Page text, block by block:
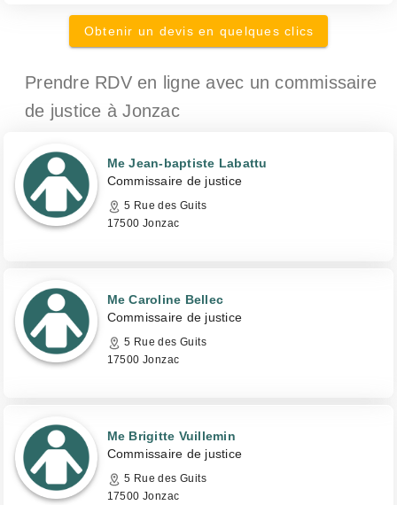
Obtenir un devis en quelques clics
Prendre RDV en ligne avec un commissaire
de justice à Jonzac
Me Jean-baptiste Labattu
Commissaire de justice
5 Rue des Guits
17500 Jonzac
Me Caroline Bellec
Commissaire de justice
5 Rue des Guits
17500 Jonzac
Me Brigitte Vuillemin
Commissaire de justice
5 Rue des Guits
17500 Jonzac